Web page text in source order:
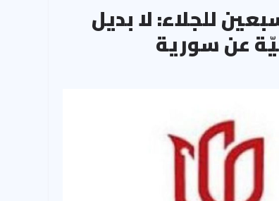
للجلاء: لا بديل
عن سورية